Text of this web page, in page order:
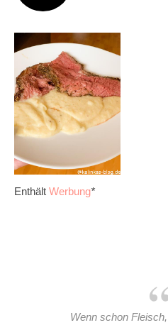
Enthält Werbung*
Wenn schon